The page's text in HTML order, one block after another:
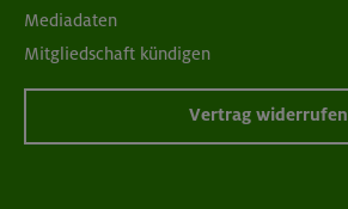
Mediadaten
Mitgliedschaft kündigen
Vertrag widerrufen